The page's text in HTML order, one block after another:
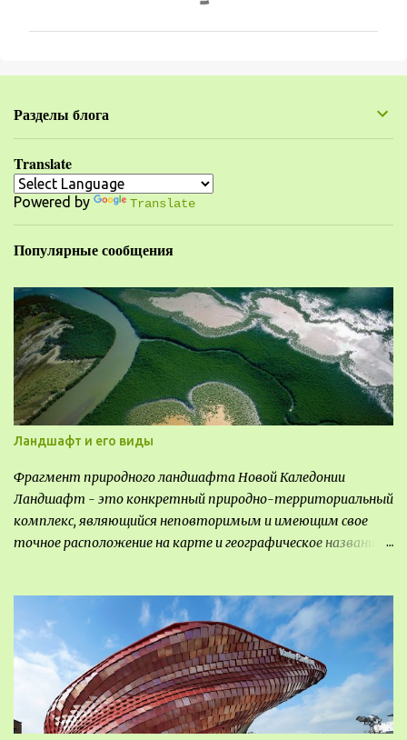
е
т
р
и
и
Разделы блога
Translate
Powered by Translate
Популярные сообщения
Ландшафт и его виды
Фрагмент природного ландшафта Новой Каледонии
Ландшафт - это конкретный природно-территориальный
комплекс, являющийся неповторимым и имеющим свое
точное расположение на карте и географическое название.
видом деятельность происходящей на них. Одни
используют в качестве выращивания агрокультур. Другие
для строительства населенных пунктов и т.д.